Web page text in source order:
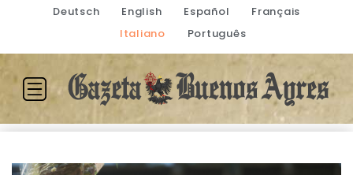
Deutsch English Español
Français
Italiano
Português